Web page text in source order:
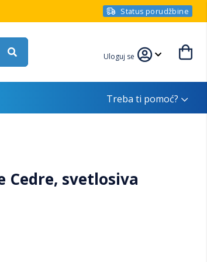
Status porudžbine
Uloguj se
Treba ti pomoć?
Cedre, svetlosiva